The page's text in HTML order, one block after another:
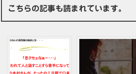
こちらの記事も読まれています。